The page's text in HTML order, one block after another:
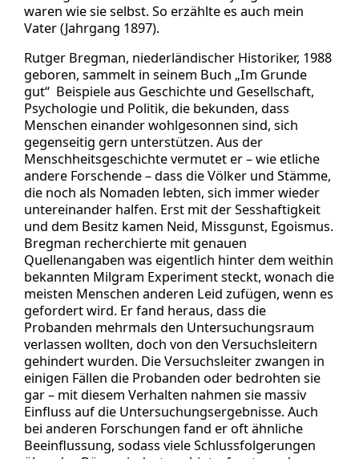
waren wie sie selbst. So erzählte es auch mein
Vater (Jahrgang 1897).
Rutger Bregman, niederländischer Historiker, 1988
geboren, sammelt in seinem Buch „Im Grunde
gut“ Beispiele aus Geschichte und Gesellschaft,
Psychologie und Politik, die bekunden, dass
Menschen einander wohlgesonnen sind, sich
gegenseitig gern unterstützen. Aus der
Menschheitsgeschichte vermutet er – wie etliche
andere Forschende – dass die Völker und Stämme,
die noch als Nomaden lebten, sich immer wieder
untereinander halfen. Erst mit der Sesshaftigkeit
und dem Besitz kamen Neid, Missgunst, Egoismus.
Bregman recherchierte mit genauen
Quellenangaben was eigentlich hinter dem weithin
bekannten Milgram Experiment steckt, wonach die
meisten Menschen anderen Leid zufügen, wenn es
gefordert wird. Er fand heraus, dass die
Probanden mehrmals den Untersuchungsraum
verlassen wollten, doch von den Versuchsleitern
gehindert wurden. Die Versuchsleiter zwangen in
einigen Fällen die Probanden oder bedrohten sie
gar – mit diesem Verhalten nahmen sie massiv
Einfluss auf die Untersuchungsergebnisse. Auch
bei anderen Forschungen fand er oft ähnliche
Beeinflussung, sodass viele Schlussfolgerungen